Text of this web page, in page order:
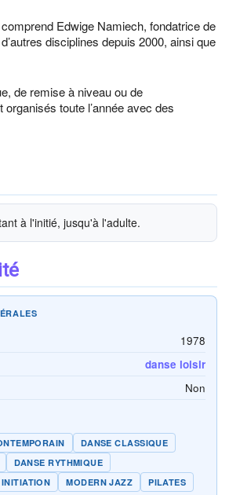
comprend Edwige Namiech, fondatrice de
disciplines depuis 2000, ainsi que
de remise à niveau ou de
toute l’année avec des
à l'initié, jusqu'à l'adulte.
1978
danse loisir
Non
DANSE CLASSIQUE
DANSE RYTHMIQUE
MODERN JAZZ
PILATES